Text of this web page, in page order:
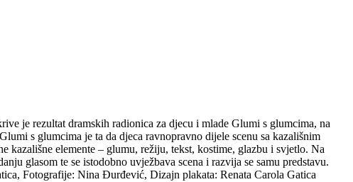
je rezultat dramskih radionica za djecu i mlade Glumi s glumcima, na
s glumcima je ta da djeca ravnopravno dijele scenu sa kazališnim
kazališne elemente – glumu, režiju, tekst, kostime, glazbu i svjetlo. Na
glasom te se istodobno uvježbava scena i razvija se samu predstavu.
Fotografije: Nina Đurđević, Dizajn plakata: Renata Carola Gatica